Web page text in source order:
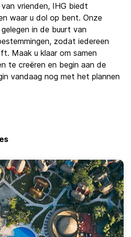
vrienden, IHG biedt
waar u dol op bent. Onze
in de buurt van
zodat iedereen
Maak u klaar om samen
te creëren en begin aan de
vandaag nog met het plannen